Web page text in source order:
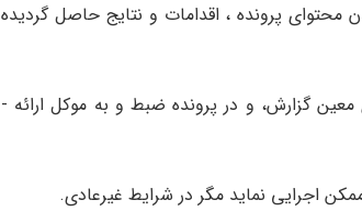
پرونده ، اقدامات و نتایج حاصل گردیده
باید کلیۀ اقدامات صورت گرفته از جانب مؤسسه در موعدهای معین گزارش، و در پرونده ضبط و به موکل ارائه ­
اجرایی نماید مگر در شرایط غیرعادی.